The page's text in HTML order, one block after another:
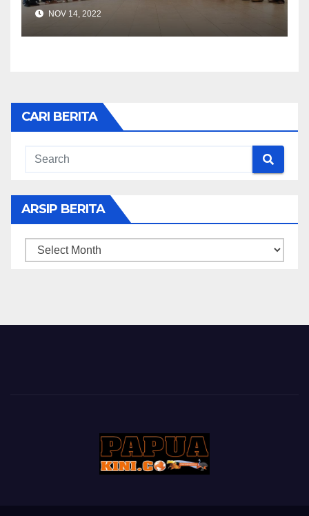
NOV 14, 2022
CARI BERITA
ARSIP BERITA
ARSIP